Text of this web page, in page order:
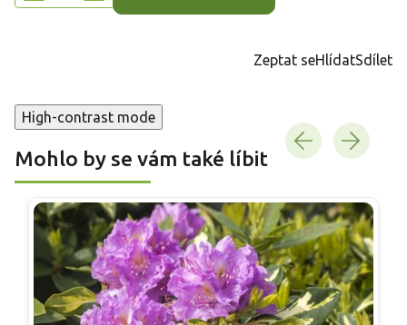
Zeptat seHlídatSdílet
High-contrast mode
Mohlo by se vám také líbit